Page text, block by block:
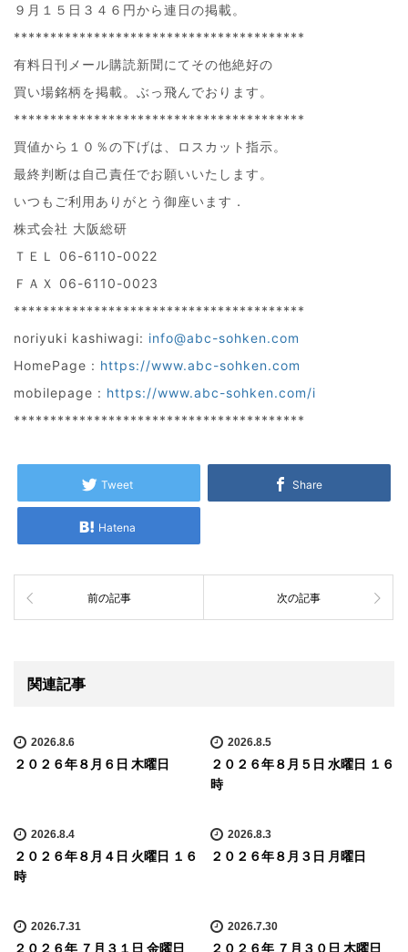
９月１５日３４６円から連日の掲載。
****************************************
有料日刊メール購読新聞にてその他絶好の
買い場銘柄を掲載。ぶっ飛んでおります。
****************************************
買値から１０％の下げは、ロスカット指示。
最終判断は自己責任でお願いいたします。
いつもご利用ありがとう御座います．
株式会社 大阪総研
ＴＥＬ 06-6110-0022
ＦＡＸ 06-6110-0023
****************************************
noriyuki kashiwagi: info@abc-sohken.com
HomePage : https://www.abc-sohken.com
mobilepage : https://www.abc-sohken.com/i
****************************************
Tweet Share
Hatena
前の記事 次の記事
関連記事
2026.8.6
２０２６年８月６日 木曜日
2026.8.5
２０２６年８月５日 水曜日 １６
時
2026.8.4
２０２６年８月４日 火曜日 １６
時
2026.8.3
２０２６年８月３日 月曜日
2026.7.31
２０２６年 ７月３１日 金曜日
2026.7.30
２０２６年 ７月３０日 木曜日